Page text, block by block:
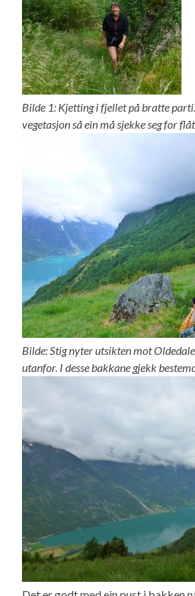
Bilde 1: Kjetting i fjellet på bratte
vegetasjon så ein må sjekke seg for
Bilde: Stig nyter utsikten mot
utanfor. I desse bakkane gjekk